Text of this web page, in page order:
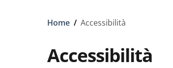
Briciole di pane
Home / Accessibilità
Accessibilità